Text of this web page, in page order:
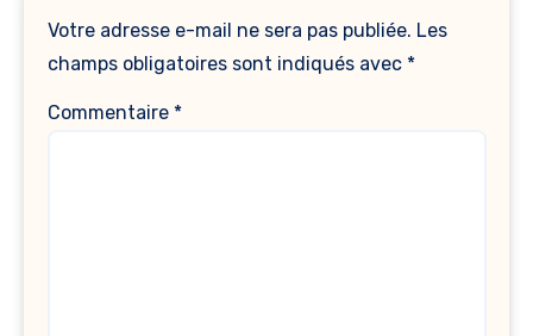
Votre adresse e-mail ne sera pas publiée. Les
champs obligatoires sont indiqués avec *
Commentaire *